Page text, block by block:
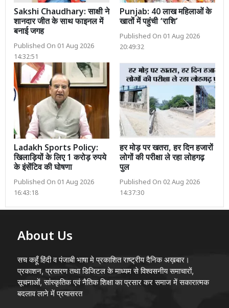
Sakshi Chaudhary: साक्षी ने
शानदार जीत के साथ फाइनल में
बनाई जगह
Published On 01 Aug 2026
14:32:51
Punjab: 40 लाख महिलाओं के
खातों में पहुंची ‘राशि’
Published On 01 Aug 2026
20:49:32
Ladakh Sports Policy:
खिलाड़ियों के लिए 1 करोड़ रुपये
के इंसेंटिव की घोषणा
Published On 01 Aug 2026
16:43:18
हर मोड़ पर खतरा, हर दिन हजारों
लोगों की परीक्षा ले रहा लोहगढ़
पुल
Published On 02 Aug 2026
14:37:30
About Us
सच कहूँ हिंदी व पंजाबी भाषा मे प्रकाशित राष्ट्रीय दैनिक अख़बार।
प्रकाशन, प्रसारण तथा डिजिटल के माध्यम से विश्वसनीय समाचारों,
सूचनाओं, सांस्कृतिक एवं नैतिक शिक्षा का प्रसार कर समाज में सकारात्मक
बदलाव लाने में प्रयासरत